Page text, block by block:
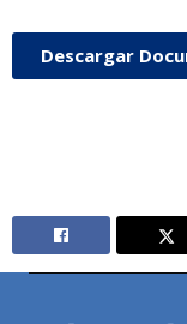
Descargar